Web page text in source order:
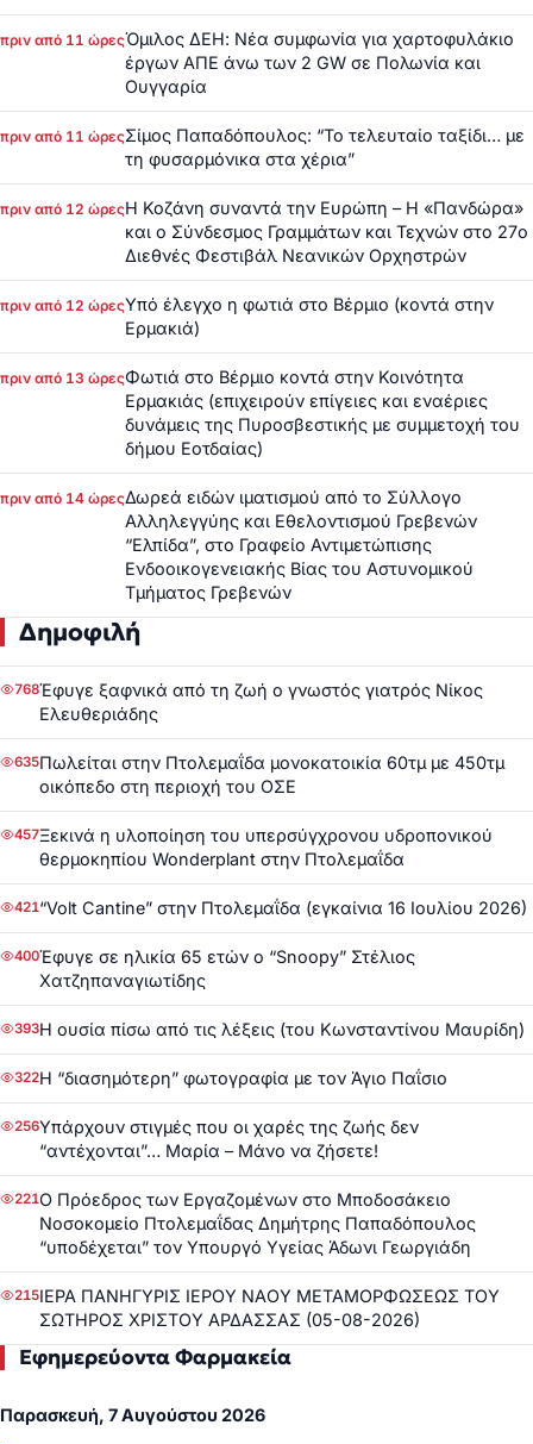
πριν από 11 ώρεςΌμιλος ΔΕΗ: Νέα συμφωνία για χαρτοφυλάκιο
έργων ΑΠΕ άνω των 2 GW σε Πολωνία και
Ουγγαρία
πριν από 11 ώρεςΣίμος Παπαδόπουλος: “Το τελευταίο ταξίδι… με
τη φυσαρμόνικα στα χέρια”
πριν από 12 ώρεςΗ Κοζάνη συναντά την Ευρώπη – Η «Πανδώρα»
και ο Σύνδεσμος Γραμμάτων και Τεχνών στο 27ο
Διεθνές Φεστιβάλ Νεανικών Ορχηστρών
πριν από 12 ώρεςΥπό έλεγχο η φωτιά στο Βέρμιο (κοντά στην
Ερμακιά)
πριν από 13 ώρεςΦωτιά στο Βέρμιο κοντά στην Κοινότητα
Ερμακιάς (επιχειρούν επίγειες και εναέριες
δυνάμεις της Πυροσβεστικής με συμμετοχή του
δήμου Εοτδαίας)
πριν από 14 ώρεςΔωρεά ειδών ιματισμού από το Σύλλογο
Αλληλεγγύης και Εθελοντισμού Γρεβενών
“Ελπίδα”, στο Γραφείο Αντιμετώπισης
Ενδοοικογενειακής Βίας του Αστυνομικού
Τμήματος Γρεβενών
Δημοφιλή
768Έφυγε ξαφνικά από τη ζωή ο γνωστός γιατρός Νίκος
Ελευθεριάδης
635Πωλείται στην Πτολεμαΐδα μονοκατοικία 60τμ με 450τμ
οικόπεδο στη περιοχή του ΟΣΕ
457Ξεκινά η υλοποίηση του υπερσύγχρονου υδροπονικού
θερμοκηπίου Wonderplant στην Πτολεμαΐδα
421“Volt Cantine” στην Πτολεμαΐδα (εγκαίνια 16 Ιουλίου 2026)
400Έφυγε σε ηλικία 65 ετών ο “Snoopy” Στέλιος
Χατζηπαναγιωτίδης
393Η ουσία πίσω από τις λέξεις (του Κωνσταντίνου Μαυρίδη)
322Η “διασημότερη” φωτογραφία με τον Άγιο Παΐσιο
256Υπάρχουν στιγμές που οι χαρές της ζωής δεν
“αντέχονται”… Μαρία – Μάνο να ζήσετε!
221Ο Πρόεδρος των Εργαζομένων στο Μποδοσάκειο
Νοσοκομείο Πτολεμαΐδας Δημήτρης Παπαδόπουλος
“υποδέχεται” τον Υπουργό Υγείας Άδωνι Γεωργιάδη
215ΙΕΡΑ ΠΑΝΗΓΥΡΙΣ ΙΕΡΟΥ ΝΑΟΥ ΜΕΤΑΜΟΡΦΩΣΕΩΣ ΤΟΥ
ΣΩΤΗΡΟΣ ΧΡΙΣΤΟΥ ΑΡΔΑΣΣΑΣ (05-08-2026)
Εφημερεύοντα Φαρμακεία
Παρασκευή, 7 Αυγούστου 2026